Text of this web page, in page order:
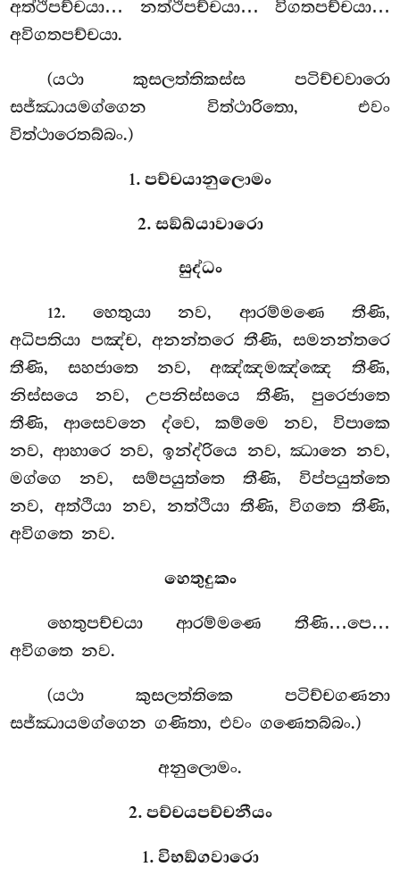
අත්ථිපච්චයා… නත්ථිපච්චයා… විගතපච්චයා…
අවිගතපච්චයා.
(යථා කුසලත්තිකස්ස පටිච්චවාරො
සජ්ඣායමග්ගෙන විත්ථාරිතො, එවං
විත්ථාරෙතබ්බං.)
1. පච්චයානුලොමං
2. සඞ්ඛ්යාවාරො
සුද්ධං
12. හෙතුයානව, ආරම්මණෙ තීණි,
අධිපතියා පඤ්ච, අනන්තරෙ තීණි, සමනන්තරෙ
තීණි, සහජාතෙ නව, අඤ්ඤමඤ්ඤෙ තීණි,
නිස්සයෙ නව, උපනිස්සයෙ තීණි, පුරෙජාතෙ
තීණි, ආසෙවනෙ ද්වෙ, කම්මෙ නව, විපාකෙ
නව, ආහාරෙ නව, ඉන්ද්රියෙ නව, ඣානෙ නව,
මග්ගෙ නව, සම්පයුත්තෙ තීණි, විප්පයුත්තෙ
නව, අත්ථියා නව, නත්ථියා තීණි, විගතෙ තීණි,
අවිගතෙ නව.
හෙතුදුකං
හෙතුපච්චයා ආරම්මණෙ තීණි…පෙ…
අවිගතෙ නව.
(යථා කුසලත්තිකෙ පටිච්චගණනා
සජ්ඣායමග්ගෙන ගණිතා, එවං ගණෙතබ්බං.)
අනුලොමං.
2. පච්චයපච්චනීයං
1. විභඞ්ගවාරො